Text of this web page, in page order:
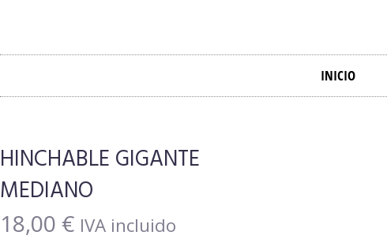
INICIO
HINCHABLE GIGANTE
MEDIANO
18,00 € IVA incluido